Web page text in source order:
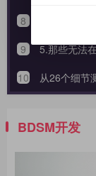
8
6.“世界很乱，但跪在你脚
9
5.那些无法在公
10 从26个细节
BDSM开发